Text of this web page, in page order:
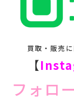
買取・販売
【
フォロ